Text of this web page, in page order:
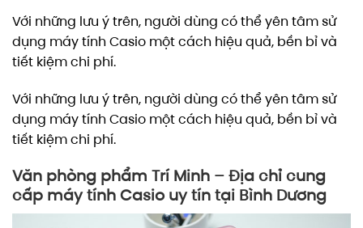
Với những lưu ý trên, người dùng có thể yên tâm sử
dụng máy tính Casio một cách hiệu quả, bền bỉ và
tiết kiệm chi phí.
Với những lưu ý trên, người dùng có thể yên tâm sử
dụng máy tính Casio một cách hiệu quả, bền bỉ và
tiết kiệm chi phí.
Văn phòng phẩm Trí Minh – Địa chỉ cung
cấp máy tính Casio uy tín tại Bình Dương